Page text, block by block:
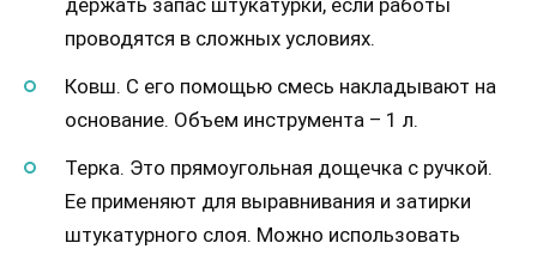
держать запас штукатурки, если работы
проводятся в сложных условиях.
Ковш. С его помощью смесь накладывают на
основание. Объем инструмента – 1 л.
Терка. Это прямоугольная дощечка с ручкой.
Ее применяют для выравнивания и затирки
штукатурного слоя. Можно использовать